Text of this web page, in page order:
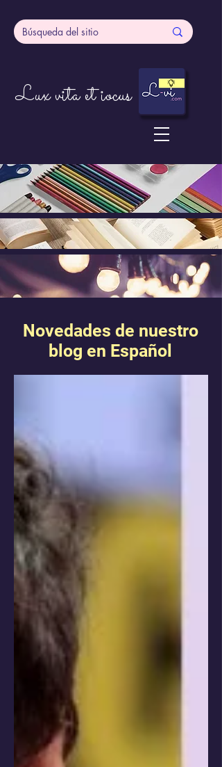
Lux vita et iocus
Novedades de nuestro
blog en Español